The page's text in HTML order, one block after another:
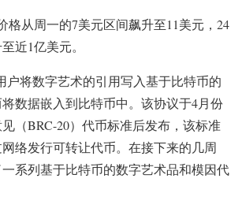
格从周一的7美元区间飙升至11美元，24
近1亿美元。
户将数字艺术的引用写入基于比特币的
数据嵌入到比特币中。该协议于4月份
（BRC-20）代币标准后发布，该标准
络发行可转让代币。在接下来的几周
系列基于比特币的数字艺术品和模因代